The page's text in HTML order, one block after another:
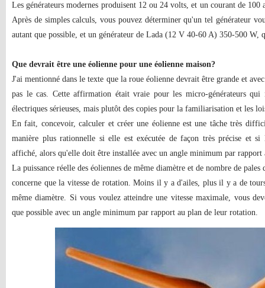
Les générateurs modernes produisent 12 ou 24 volts, et un courant de 100
Après de simples calculs, vous pouvez déterminer qu'un tel générateur
autant que possible, et un générateur de Lada (12 V 40-60 A) 350-500 W,
Que devrait être une éolienne pour une éolienne maison?
J'ai mentionné dans le texte que la roue éolienne devrait être grande et
pas le cas. Cette affirmation était vraie pour les micro-générateurs qui
électriques sérieuses, mais plutôt des copies pour la familiarisation et les
En fait, concevoir, calculer et créer une éolienne est une tâche très
manière plus rationnelle si elle est exécutée de façon très précise et
affiché, alors qu'elle doit être installée avec un angle minimum par
La puissance réelle des éoliennes de même diamètre et de nombre de
concerne que la vitesse de rotation. Moins il y a d'ailes, plus il y a de
même diamètre. Si vous voulez atteindre une vitesse maximale, vous
que possible avec un angle minimum par rapport au plan de leur rotation.